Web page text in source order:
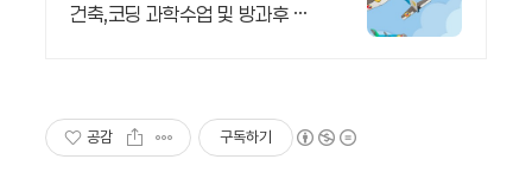
건축,코딩 과학수업 및 방과후 교
공감 구독하기